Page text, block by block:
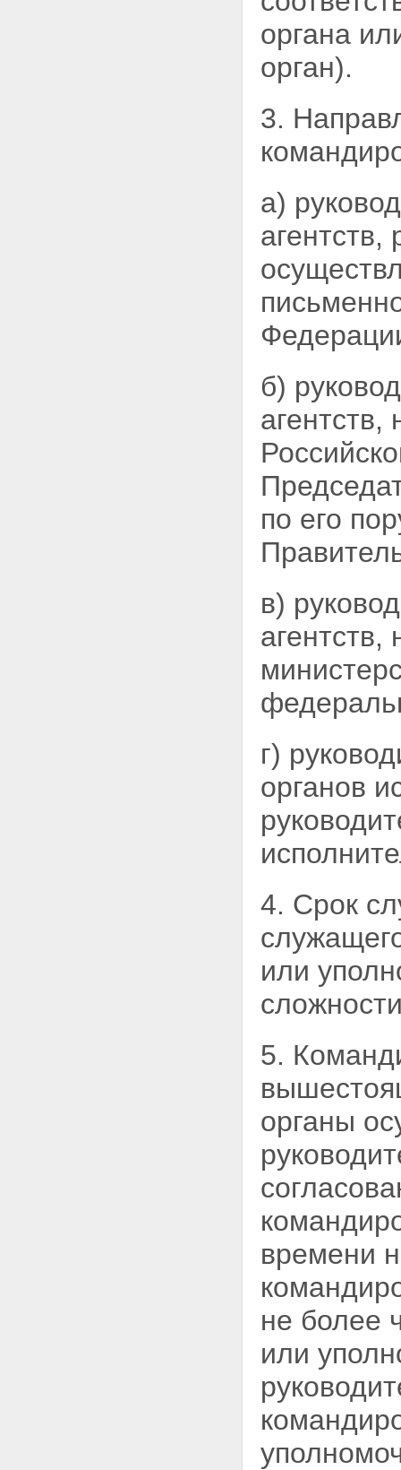
органа
орган).
3.
а)
агентств,
б)
по его
в)
агентств,
г)
органов
4. Срок
или
5.
органы
времени
не более
или